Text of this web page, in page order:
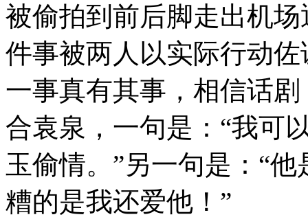
被偷拍到前后脚走出机
件事被两人以实际行动
一事真有其事，相信话
合袁泉，一句是：“我可
玉偷情。”另一句是：“
糟的是我还爱他！”